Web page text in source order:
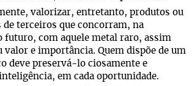
valorizar, entretanto, produtos ou
terceiros que concorram, na
futuro, com aquele metal raro, assim
valor e importância. Quem dispõe de um
deve preservá-lo ciosamente e
em cada oportunidade.